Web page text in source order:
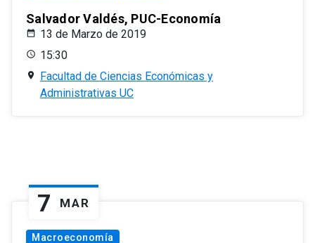
Salvador Valdés, PUC-Economía
13 de Marzo de 2019
15:30
Facultad de Ciencias Económicas y
Administrativas UC
7 MAR
Macroeconomía